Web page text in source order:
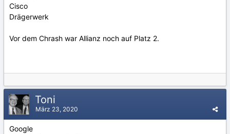
Cisco
Drägerwerk
Vor dem Chrash war Allianz noch auf Platz 2.
Toni
März 23, 2020
Google